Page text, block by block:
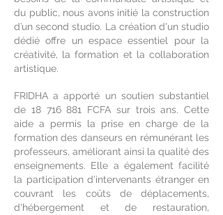
du public, nous avons initié la construction
d’un second studio. La création d'un studio
dédié offre un espace essentiel pour la
créativité, la formation et la collaboration
artistique.
FRIDHA a apporté un soutien substantiel
de 18 716 881
FCFA sur trois ans. Cette
aide a permis la prise en charge de la
formation des danseurs en rémunérant les
professeurs, améliorant ainsi la qualité des
enseignements. Elle a également facilité
la participation d’intervenants étranger en
couvrant les coûts de déplacements,
d'hébergement et de restauration,